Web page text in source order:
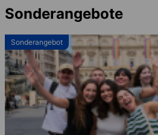
Sonderangebote
Sonderangebot